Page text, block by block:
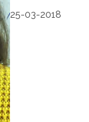
25-03-2018